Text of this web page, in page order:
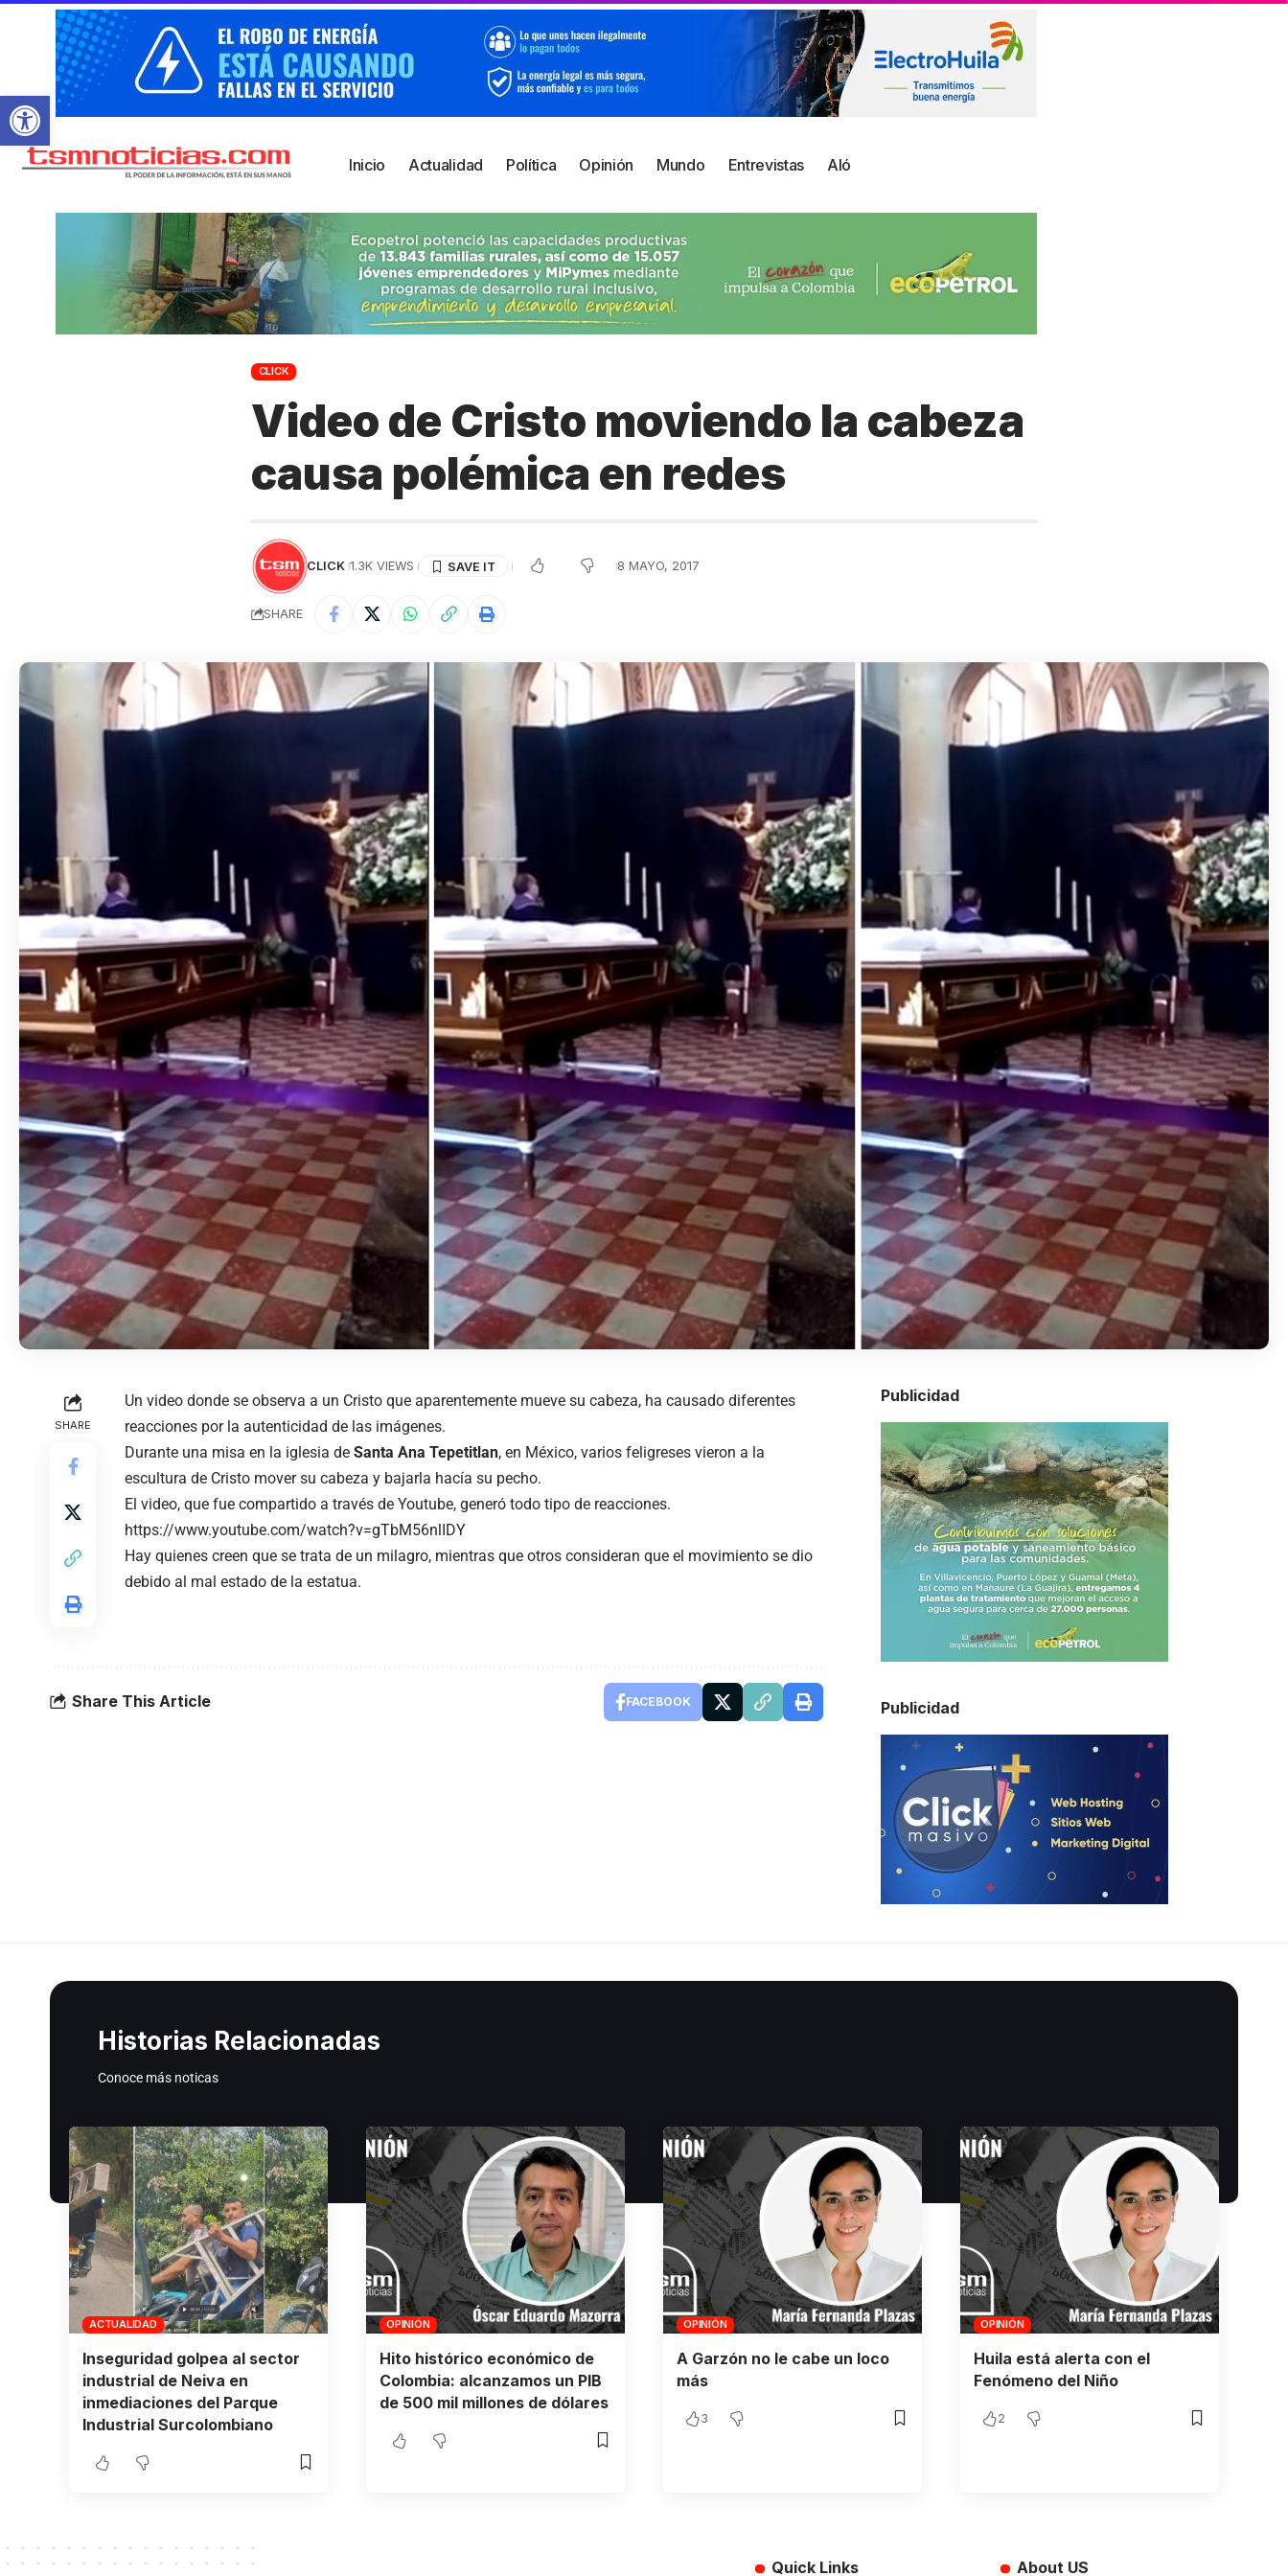
Abrir barra de herramientas
Inicio Actualidad Política Opinión Mundo Entrevistas Aló
CLICK
Video de Cristo moviendo la cabeza
causa polémica en redes
CLICK 1.3K VIEWS 8 MAYO, 2017
SHARE
SHARE
Un video donde se observa a un Cristo que aparentemente mueve su cabeza, ha causado diferentes
reacciones por la autenticidad de las imágenes.
Durante una misa en la iglesia de Santa Ana Tepetitlan, en México, varios feligreses vieron a la
escultura de Cristo mover su cabeza y bajarla hacía su pecho.
El video, que fue compartido a través de Youtube, generó todo tipo de reacciones.
https://www.youtube.com/watch?v=gTbM56nlIDY
Hay quienes creen que se trata de un milagro, mientras que otros consideran que el movimiento se dio
debido al mal estado de la estatua.
Share This Article FACEBOOK
Publicidad
Publicidad
Historias Relacionadas
Conoce más noticas
ACTUALIDAD
Inseguridad golpea al sector
industrial de Neiva en
inmediaciones del Parque
Industrial Surcolombiano
OPINIÓN
Hito histórico económico de
Colombia: alcanzamos un PIB
de 500 mil millones de dólares
OPINIÓN
A Garzón no le cabe un loco
más
3
OPINIÓN
Huila está alerta con el
Fenómeno del Niño
2
Quick Links About US